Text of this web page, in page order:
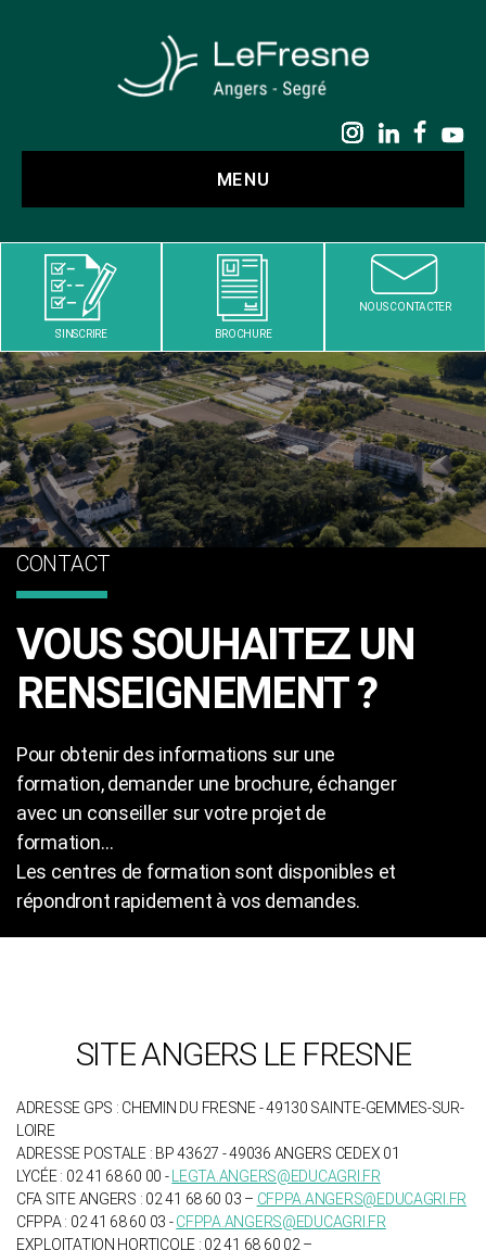
MENU
S'INSCRIRE BROCHURE
NOUS CONTACTER
CONTACT
VOUS SOUHAITEZ UN
RENSEIGNEMENT ?
Pour obtenir des informations sur une
formation, demander une brochure, échanger
avec un conseiller sur votre projet de
formation…
Les centres de formation sont disponibles et
répondront rapidement à vos demandes.
SITE ANGERS LE FRESNE
ADRESSE GPS : CHEMIN DU FRESNE - 49130 SAINTE-GEMMES-SUR-
LOIRE
ADRESSE POSTALE : BP 43627 - 49036 ANGERS CEDEX 01
LYCÉE : 02 41 68 60 00 -
LEGTA.ANGERS@EDUCAGRI.FR
CFA SITE ANGERS : 02 41 68 60 03 – CFPPA.ANGERS@EDUCAGRI.FR
CFPPA : 02 41 68 60 03 -CFPPA.ANGERS@EDUCAGRI.FR
EXPLOITATION HORTICOLE : 02 41 68 60 02 –